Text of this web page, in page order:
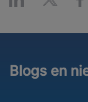
Blogs en